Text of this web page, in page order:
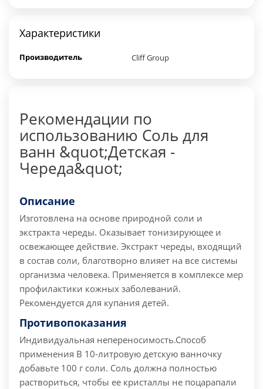
Характеристики
Производитель Cliff Group
Рекомендации по
использованию Соль для
ванн &quot;Детская -
Череда&quot;
Описание
Изготовлена на основе природной соли и
экстракта череды. Оказывает тонизирующее и
освежающее действие. Экстракт череды, входящий
в состав соли, благотворно влияет на все системы
организма человека. Применяется в комплексе мер
профилактики кожных заболеваний.
Рекомендуется для купания детей.
Противопоказания
Индивидуальная непереносимость.Способ
применения В 10-литровую детскую ванночку
добавьте 100 г соли. Соль должна полностью
раствориться, чтобы ее кристаллы не поцарапали